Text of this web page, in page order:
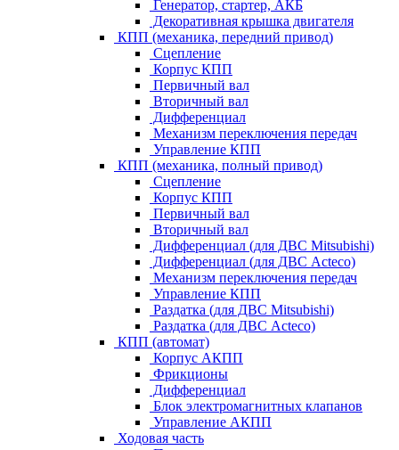
Генератор, стартер, АКБ
Декоративная крышка двигателя
КПП (механика, передний привод)
Сцепление
Корпус КПП
Первичный вал
Вторичный вал
Дифференциал
Механизм переключения передач
Управление КПП
КПП (механика, полный привод)
Сцепление
Корпус КПП
Первичный вал
Вторичный вал
Дифференциал (для ДВС Mitsubishi)
Дифференциал (для ДВС Acteco)
Механизм переключения передач
Управление КПП
Раздатка (для ДВС Mitsubishi)
Раздатка (для ДВС Acteco)
КПП (автомат)
Корпус АКПП
Фрикционы
Дифференциал
Блок электромагнитных клапанов
Управление АКПП
Ходовая часть